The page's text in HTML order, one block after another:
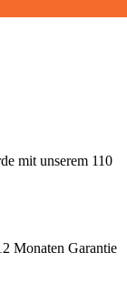
mit unserem 110
Monaten Garantie